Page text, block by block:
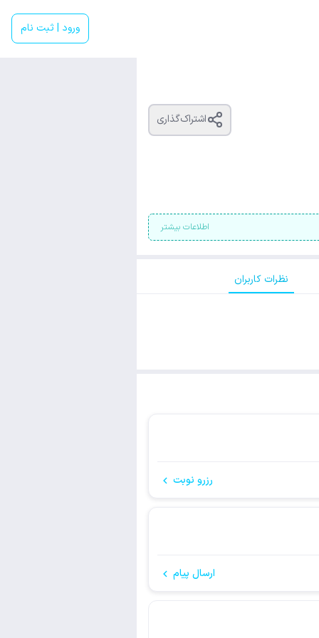
ورود | ثبت نام
اشتراک‌گذاری
اطلاعات بیشتر
نظرات کاربران
رزرو نوبت
ارسال پیام